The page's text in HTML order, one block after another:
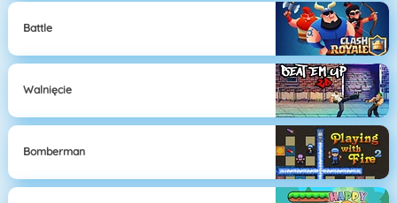
Battle
Walnięcie
Bomberman